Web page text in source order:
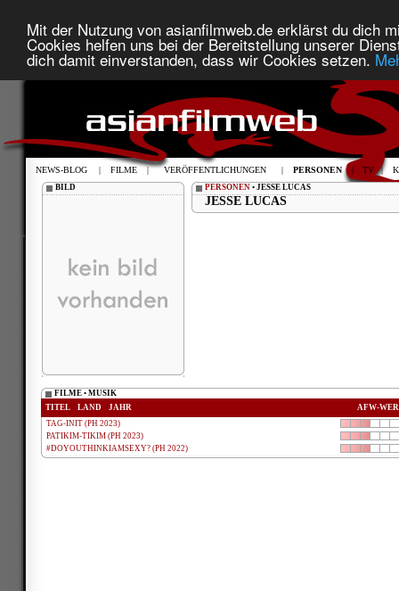
Mit der Nutzung von asianfilmweb.de erklärst du dich
Cookies helfen uns bei der Bereitstellung unserer
dich damit einverstanden, dass wir Cookies setzen.
NEWS-BLOG | FILME | VERÖFFENTLICHUNGEN | PERSONEN | TV |
BILD PERSONEN • JESSE LUCAS
JESSE LUCAS
FILME • MUSIK
TITEL
LAND JAHR
AFW-
TAG-INIT (PH 2023)
PATIKIM-TIKIM (PH 2023)
#DOYOUTHINKIAMSEXY? (PH 2022)